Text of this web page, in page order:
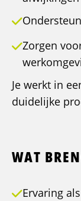
Zorgen
Je werkt in
duidelijke
WAT
Ervaring